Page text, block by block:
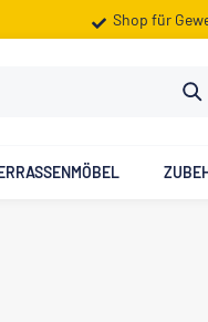
Shop für